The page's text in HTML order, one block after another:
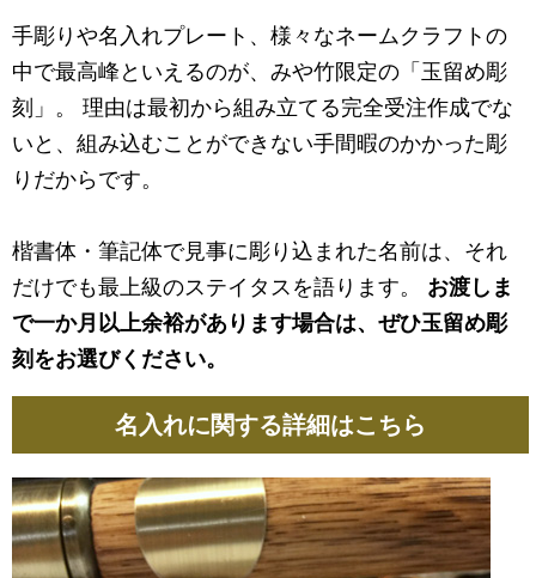
手彫りや名入れプレート、様々なネームクラフトの
中で最高峰といえるのが、みや竹限定の「玉留め彫
刻」。 理由は最初から組み立てる完全受注作成でな
いと、組み込むことができない手間暇のかかった彫
りだからです。
楷書体・筆記体で見事に彫り込まれた名前は、それ
だけでも最上級のステイタスを語ります。 お渡しま
で一か月以上余裕があります場合は、ぜひ玉留め彫
刻をお選びください。
名入れに関する詳細はこちら